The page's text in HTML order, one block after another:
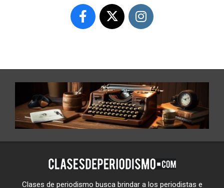
Clases de periodismo busca brindar a los periodistas e